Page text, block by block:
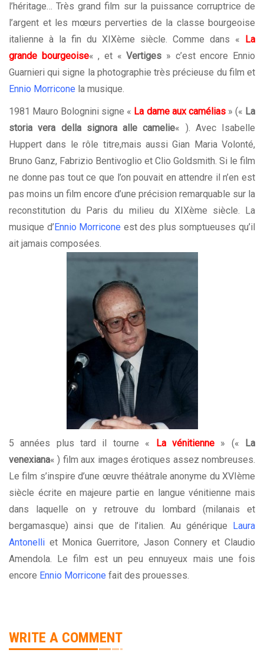
l’héritage… Très grand film sur la puissance corruptrice de
l’argent et les mœurs perverties de la classe bourgeoise
italienne à la fin du XIXème siècle. Comme dans «
La
grande bourgeoise« , et «Vertiges » c’est encore Ennio
Guarnieri qui signe la photographie très précieuse du film et
Ennio Morricone la musique.
1981 Mauro Bolognini signe « La dame aux camélias» (« La
storia vera della signora alle camelie« ). Avec Isabelle
Huppert dans le rôle titre,mais aussi Gian Maria Volonté,
Bruno Ganz, Fabrizio Bentivoglio et Clio Goldsmith. Si le film
ne donne pas tout ce que l’on pouvait en attendre il n’en est
pas moins un film encore d’une précision remarquable sur la
reconstitution du Paris du milieu du XIXème siècle. La
musique d’ Ennio Morricone est des plus somptueuses qu’il
ait jamais composées.
5 années plus tard il tourne « La vénitienne» («
La
venexiana« ) film aux images érotiques assez nombreuses.
Le film s’inspire d’une œuvre théâtrale anonyme du XVIème
siècle écrite en majeure partie en langue vénitienne mais
dans laquelle on y retrouve du lombard (milanais et
bergamasque) ainsi que de l’italien. Au générique
Laura
Antonelli et Monica Guerritore, Jason Connery et Claudio
Amendola. Le film est un peu ennuyeux mais une fois
encore Ennio Morricone fait des prouesses.
WRITE A COMMENT